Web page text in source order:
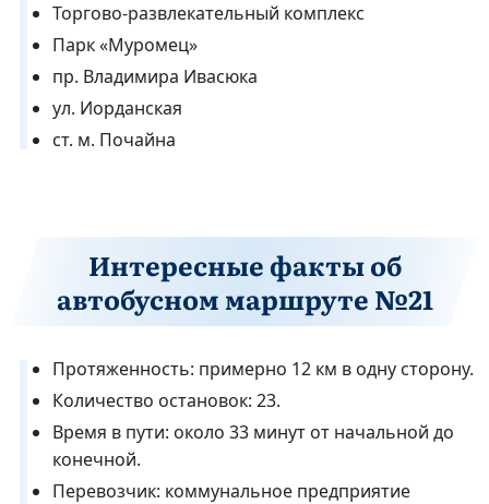
Торгово-развлекательный комплекс
Парк «Муромец»
пр. Владимира Ивасюка
ул. Иорданская
ст. м. Почайна
Интересные факты об
автобусном маршруте №21
Протяженность: примерно 12 км в одну сторону.
Количество остановок: 23.
Время в пути: около 33 минут от начальной до
конечной.
Перевозчик: коммунальное предприятие